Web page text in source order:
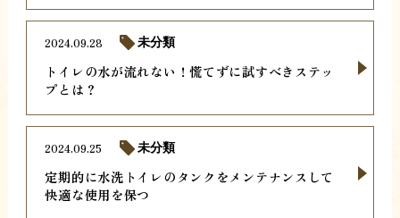
トイレの水が流れない！慌てずに試すべきステッ
プとは？
2024.09.28 未分類
定期的に水洗トイレのタンクをメンテナンスして
快適な使用を保つ
2024.09.25 未分類